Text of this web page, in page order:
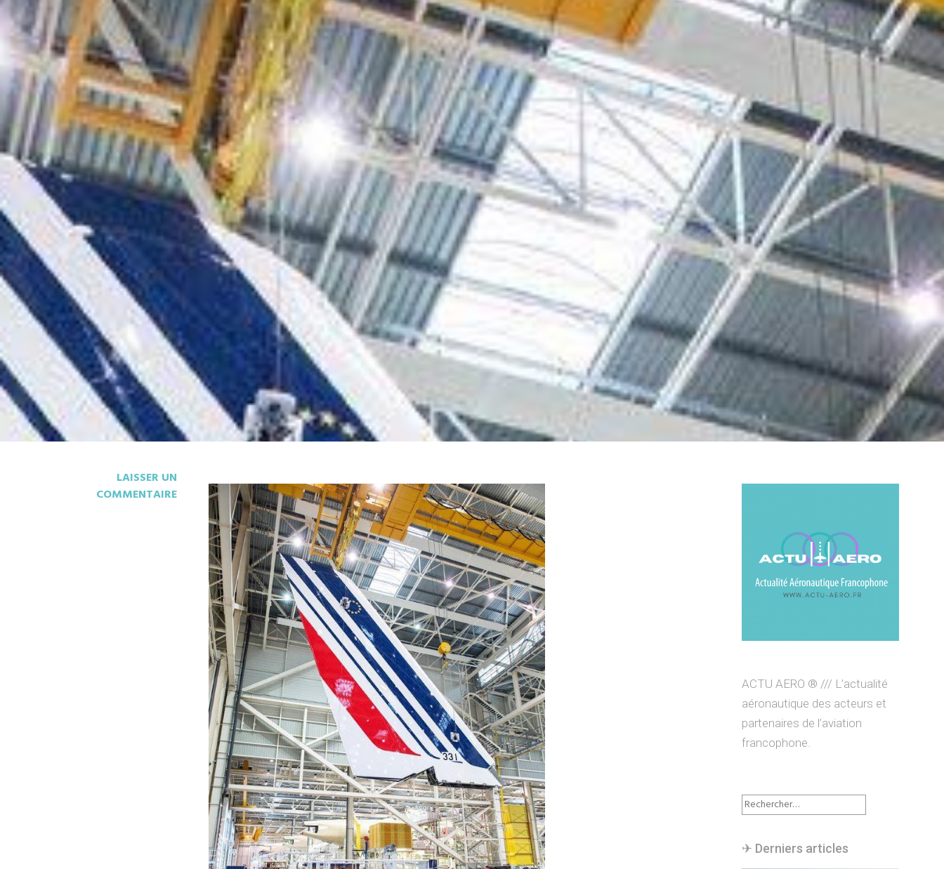
AF_A350_2
20 mars 2019
Lire la Suite
LAISSER UN
COMMENTAIRE
ACTU AERO ® /// L’actualité
aéronautique des acteurs et
partenaires de l’aviation
francophone.
Rechercher :
✈︎ Derniers articles